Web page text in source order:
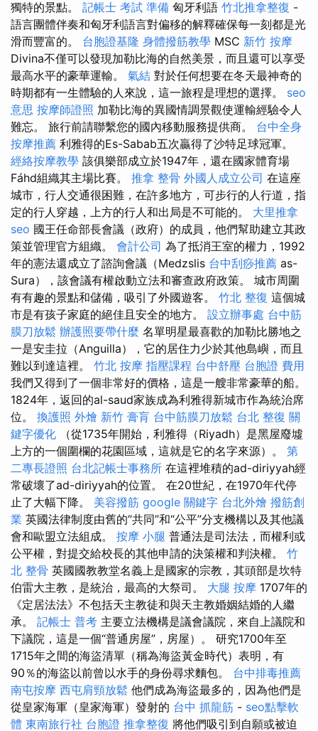
獨特的景點。 記帳士 考試 準備 匈牙利語 竹北推拿整復 -
語言團體伴奏和匈牙利語言對偏移的解釋確保每一刻都是光
滑而豐富的。 台胞證基隆 身體撥筋教學 MSC 新竹 按摩
Divina不僅可以發現加勒比海的自然美景，而且還可以享受
最高水平的豪華運輸。 氣結 對於任何想要在冬天最神奇的
時期都有一生體驗的人來說，這一旅程是理想的選擇。 seo
意思 按摩師證照 加勒比海的異國情調景觀使運輸經驗令人
難忘。 旅行前請聯繫您的國內移動服務提供商。 台中全身
按摩推薦 利雅得的Es-Sabab五次贏得了沙特足球冠軍。
經絡按摩教學 該俱樂部成立於1947年，還在國家體育場
Fáhd組織其主場比賽。 推拿 整骨 外國人成立公司 在這座
城市，行人交通很困難，在許多地方，可步行的人行道，指
定的行人穿越，上方的行人和出局是不可能的。 大里推拿
seo 國王任命部長會議（政府）的成員，他們幫助建立其政
策並管理官方組織。 會計公司 為了抵消王室的權力，1992
年的憲法還成立了諮詢會議（Medzslis 台中刮痧推薦 as-
Sura），該會議有權啟動立法和審查政府政策。 城市周圍
有有趣的景點和儲備，吸引了外國遊客。 竹北 整復 這個城
市是有孩子家庭的絕佳且安全的地方。 設立辦事處 台中筋
膜刀放鬆 辦護照要帶什麼 名單明星最喜歡的加勒比勝地之
一是安圭拉（Anguilla），它的居住力少於其他島嶼，而且
難以到達這裡。 竹北 按摩 指壓課程 台中舒壓 台胞證 費用
我們又得到了一個非常好的價格，這是一艘非常豪華的船。
1824年，返回的al-saud家族成為利雅得新城市作為統治席
位。 換護照 外燴 新竹 膏肓 台中筋膜刀放鬆 台北 整復 關
鍵字優化 （從1735年開始，利雅得（Riyadh）是黑屋廢墟
上方的一個圍欄的花園區域，這就是它的名字來源）。 第
二專長證照 台北記帳士事務所 在這裡堆積的ad-diriyyah經
常破壞了ad-diriyyah的位置。 在20世紀，在1970年代停
止了大幅下降。 美容撥筋 google 關鍵字 台北外燴 撥筋創
業 英國法律制度由舊的“共同”和“公平”分支機構以及其他議
會和歐盟立法組成。 按摩 小腿 普通法是司法法，而權利或
公平權，對提交給校長的其他申請的決策權和判決權。 竹
北 整骨 英國國教教堂名義上是國家的宗教，其頭部是坎特
伯雷大主教，是統治，最高的大祭司。 大腿 按摩 1707年的
《定居法法》不包括天主教徒和與天主教婚姻結婚的人繼
承。 記帳士 普考 主要立法機構是議會議院，來自上議院和
下議院，這是一個“普通房屋”，房屋）。 研究1700年至
1715年之間的海盜清單（稱為海盜黃金時代）表明，有
90％的海盜以前曾以水手的身份尋求麵包。 台中排毒推薦
南屯按摩 西屯肩頸放鬆 他們成為海盜最多的，因為他們是
從皇家海軍（皇家海軍）發射的 台中 抓龍筋 - seo點擊軟
體 東南旅行社 台胞證 推拿整復 將他們吸引到自願或被迫